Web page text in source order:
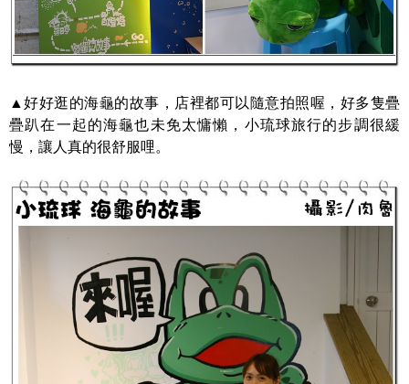
▲好好逛的海龜的故事，店裡都可以隨意拍照喔，好多隻疊
疊趴在一起的海龜也未免太慵懶，小琉球旅行的步調很緩
慢，讓人真的很舒服哩。